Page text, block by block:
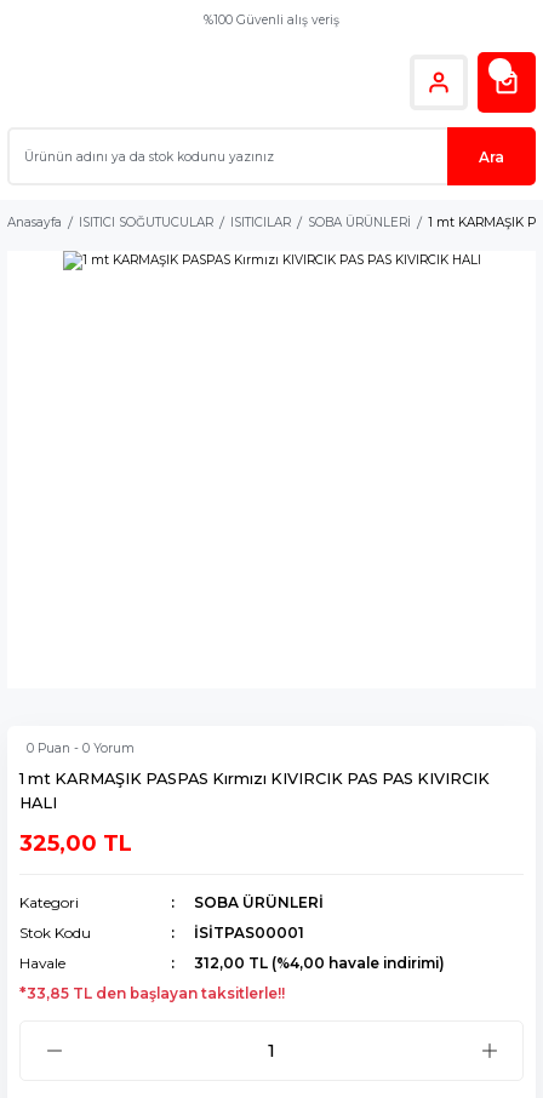
%100 Güvenli alış veriş
Ara
Anasayfa ISITICI SOĞUTUCULAR ISITICILAR SOBA ÜRÜNLERİ 1 mt KARMAŞIK
0 Puan - 0 Yorum
1 mt KARMAŞIK PASPAS Kırmızı KIVIRCIK PAS PAS KIVIRCIK
HALI
325,00 TL
Kategori
SOBA ÜRÜNLERİ
Stok Kodu
İSİTPAS00001
Havale
312,00 TL (%4,00 havale indirimi)
*33,85 TL den başlayan taksitlerle!!